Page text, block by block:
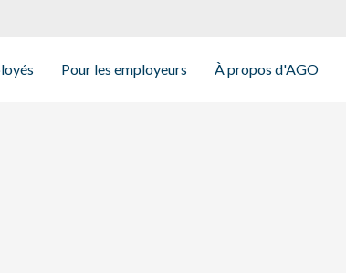
Pour les employeurs À propos d'AGO